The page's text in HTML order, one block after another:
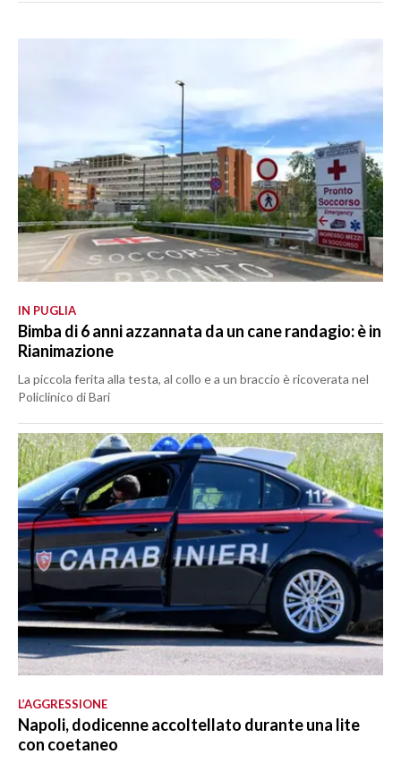
IN PUGLIA
Bimba di 6 anni azzannata da un cane randagio: è in
Rianimazione
La piccola ferita alla testa, al collo e a un braccio è ricoverata nel
Policlinico di Bari
L’AGGRESSIONE
Napoli, dodicenne accoltellato durante una lite
con coetaneo